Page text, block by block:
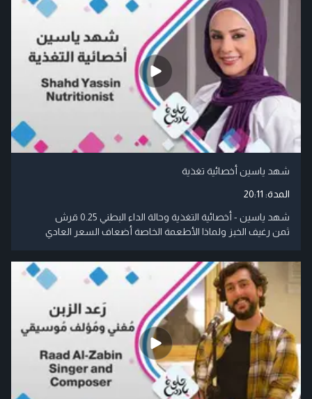
شهد ياسين أخصائية تغذية
المدة: 20:11
شهد ياسين - أخصائية التغذية وحالة الداء البطني 0.25 قرش
ثمن رغيف الخبز ولماذا الأطعمة الخاصة أضعاف السعر العادي